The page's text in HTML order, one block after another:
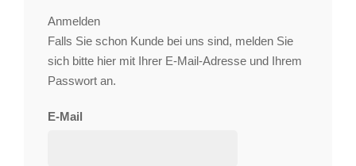
Anmelden
Falls Sie schon Kunde bei uns sind, melden Sie
sich bitte hier mit Ihrer E-Mail-Adresse und Ihrem
Passwort an.
E-Mail